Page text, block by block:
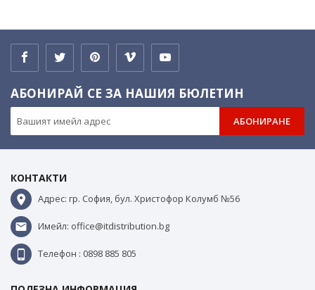
АБОНИРАЙ СЕ ЗА НАШИЯ БЮЛЕТИН
АБОНИРАНЕ
КОНТАКТИ
Адрес: гр. София, бул. Христофор Колумб №56
Имейл: office@itdistribution.bg
Телефон : 0898 885 805